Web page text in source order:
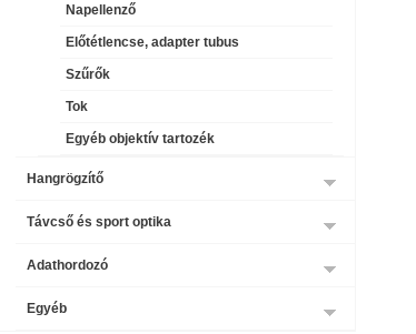
Napellenző
Előtétlencse, adapter tubus
Szűrők
Tok
Egyéb objektív tartozék
Hangrögzítő
Távcső és sport optika
Adathordozó
Egyéb